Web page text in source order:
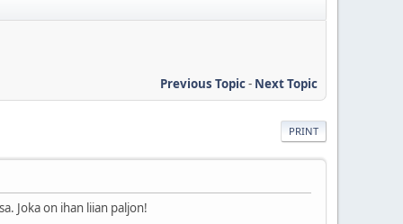
Previous Topic- Next Topic
PRINT
Joka on ihan liian paljon!